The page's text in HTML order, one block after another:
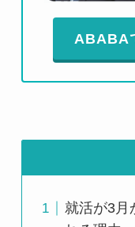
ABABA
就活が3月